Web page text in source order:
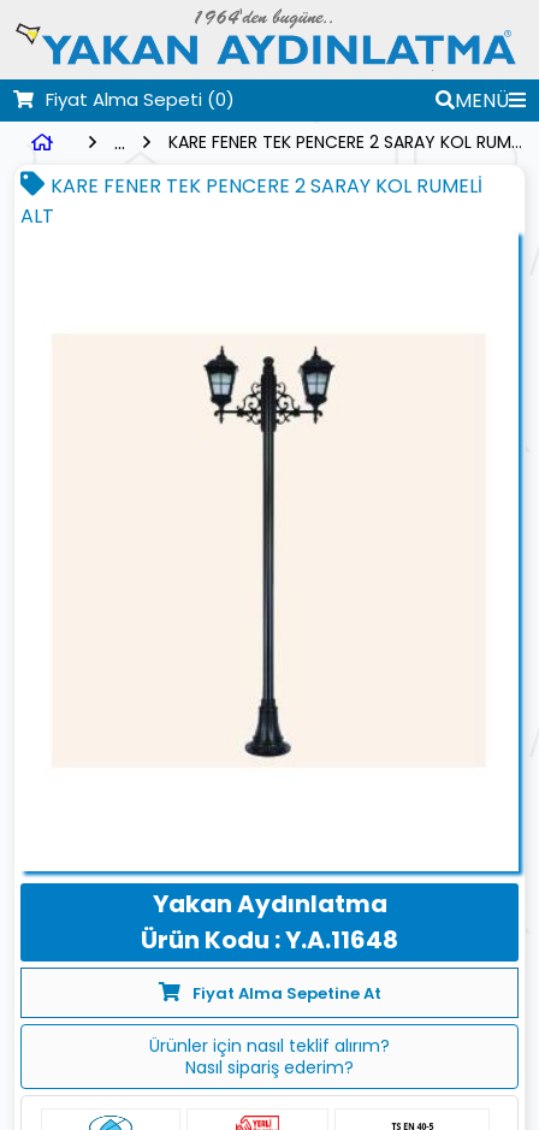
Fiyat Alma Sepeti (0)
MENÜ
...
KARE FENER TEK PENCERE 2 SARAY KOL RUMELİ ALT
KARE FENER TEK PENCERE 2 SARAY KOL RUMELİ
ALT
Yakan Aydınlatma
Ürün Kodu : Y.A.11648
Fiyat Alma Sepetine At
Ürünler için nasıl teklif alırım?
Nasıl sipariş ederim?